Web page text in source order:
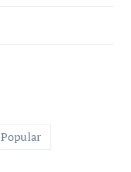
Popular